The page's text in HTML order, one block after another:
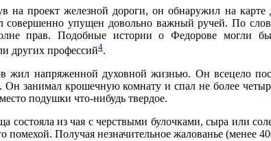
на проект железной дороги, он обнаружил на
совершенно упущен довольно важный ручей. По
прав. Подобные истории о Федорове могли
других профессий4.
жил напряженной духовной жизнью. Он всецело
Он занимал крошечную комнату и спал не более
подушки что-нибудь твердое.
состояла из чая с черствыми булочками, сыра или
помехой. Получая незначительное жалованье (менее